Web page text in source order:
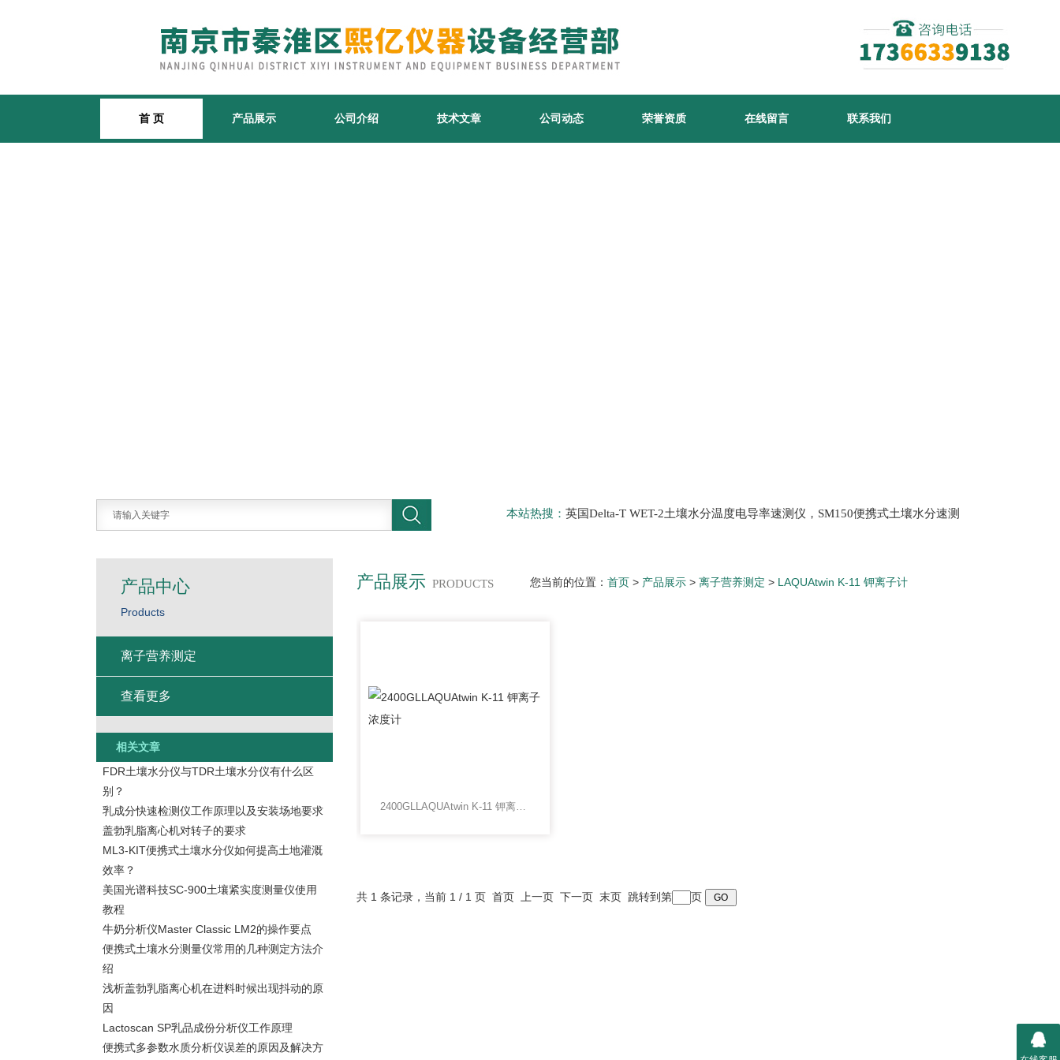
首 页 产品展示 公司介绍 技术文章 公司动态 荣誉资质 在线留言 联系我们
本站热搜： 英国Delta-T WET-2土壤水分温度电导率速测仪，SM150便携式土壤水分速测
产品展示 PRODUCTS 您当前的位置： 首页 > 产品展示 > 离子营养测定 > LAQUAtwin K-11 钾离子计
2400GLLAQUAtwin K-11 钾离子浓度计
共 1 条记录，当前 1 / 1 页 首页 上一页 下一页 末页 跳转到第 页
产品中心
Products
离子营养测定
查看更多
相关文章
FDR土壤水分仪与TDR土壤水分仪有什么区
别？
乳成分快速检测仪工作原理以及安装场地要求
盖勃乳脂离心机对转子的要求
ML3-KIT便携式土壤水分仪如何提高土地灌溉
效率？
美国光谱科技SC-900土壤紧实度测量仪使用
教程
牛奶分析仪Master Classic LM2的操作要点
便携式土壤水分测量仪常用的几种测定方法介
绍
浅析盖勃乳脂离心机在进料时候出现抖动的原
因
Lactoscan SP乳品成份分析仪工作原理
便携式多参数水质分析仪误差的原因及解决方